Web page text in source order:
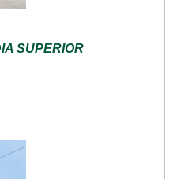
SUPERIOR